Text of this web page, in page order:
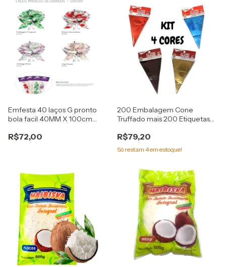
Emfesta 40 laços G pronto
bola facil 40MM X 100cm
R$72,00
200 Embalagem Cone
Truffado mais 200 Etiquetas
R$79,20
Só restam 4em estoque!